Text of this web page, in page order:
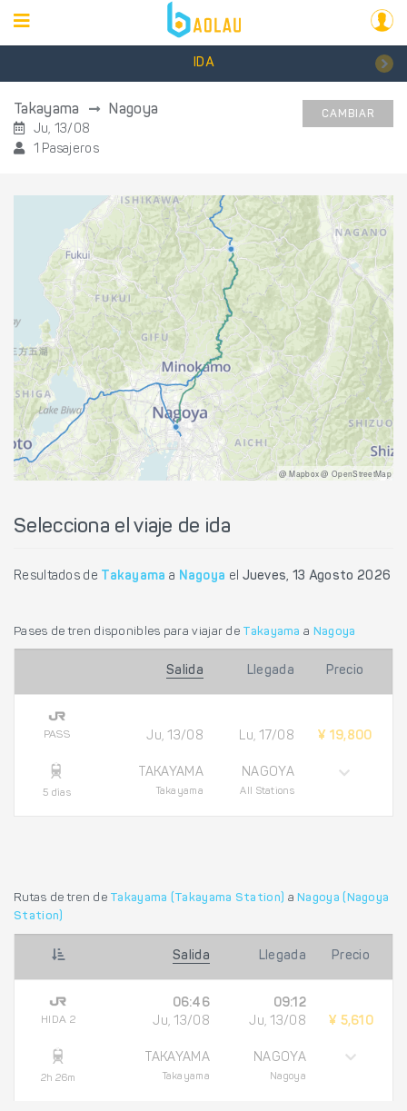
IDA
Takayama Nagoya
Ju, 13/08
1 Pasajeros
CAMBIAR
@ Mapbox @ OpenStreetMap
Selecciona el viaje de ida
Resultados de Takayama a Nagoya el Jueves, 13 Agosto 2026
Pases de tren disponibles para viajar de Takayama a Nagoya
Salida Llegada Precio
PASS
5 días
Ju, 13/08
TAKAYAMA
Takayama
Lu, 17/08
NAGOYA
All Stations
¥ 19,800
Rutas de tren de Takayama (Takayama Station) a Nagoya (Nagoya
Station)
Salida Llegada Precio
HIDA 2
2h 26m
06:46
Ju, 13/08
TAKAYAMA
Takayama
09:12
Ju, 13/08
NAGOYA
Nagoya
¥ 5,610